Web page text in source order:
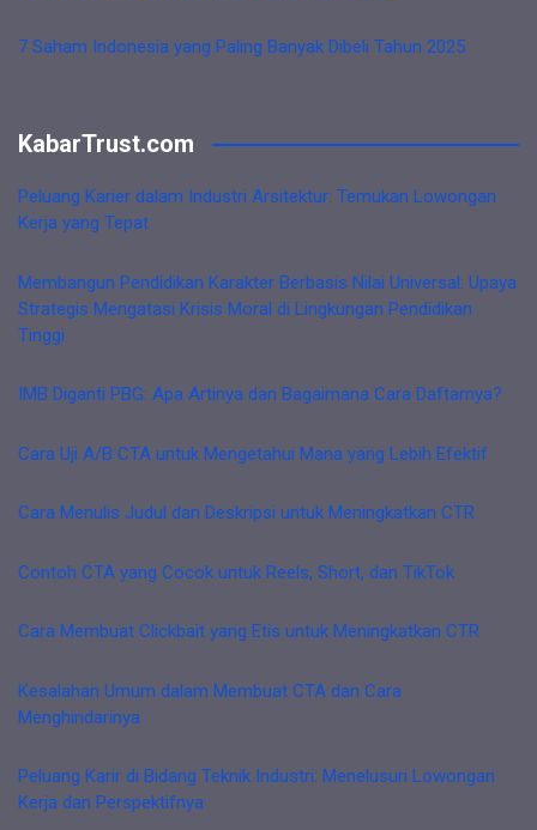
7 Saham Indonesia yang Paling Banyak Dibeli Tahun 2025
KabarTrust.com
Peluang Karier dalam Industri Arsitektur: Temukan Lowongan
Kerja yang Tepat
Membangun Pendidikan Karakter Berbasis Nilai Universal: Upaya
Strategis Mengatasi Krisis Moral di Lingkungan Pendidikan
Tinggi
IMB Diganti PBG: Apa Artinya dan Bagaimana Cara Daftarnya?
Cara Uji A/B CTA untuk Mengetahui Mana yang Lebih Efektif
Cara Menulis Judul dan Deskripsi untuk Meningkatkan CTR
Contoh CTA yang Cocok untuk Reels, Short, dan TikTok
Cara Membuat Clickbait yang Etis untuk Meningkatkan CTR
Kesalahan Umum dalam Membuat CTA dan Cara
Menghindarinya
Peluang Karir di Bidang Teknik Industri: Menelusuri Lowongan
Kerja dan Perspektifnya